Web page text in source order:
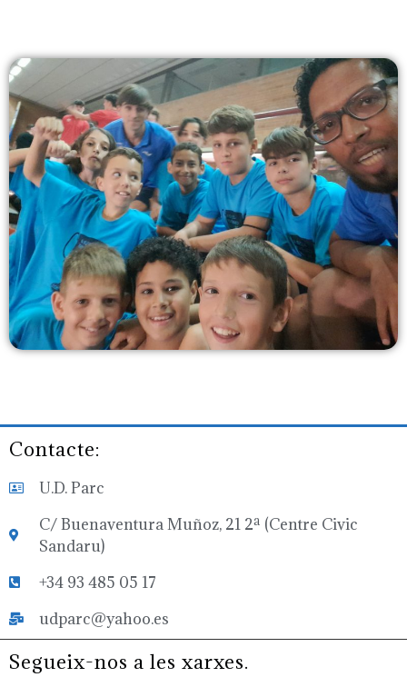
Contacte:
U.D. Parc
C/ Buenaventura Muñoz, 21 2ª (Centre Civic
Sandaru)
+34 93 485 05 17
udparc@yahoo.es
Segueix-nos a les xarxes.